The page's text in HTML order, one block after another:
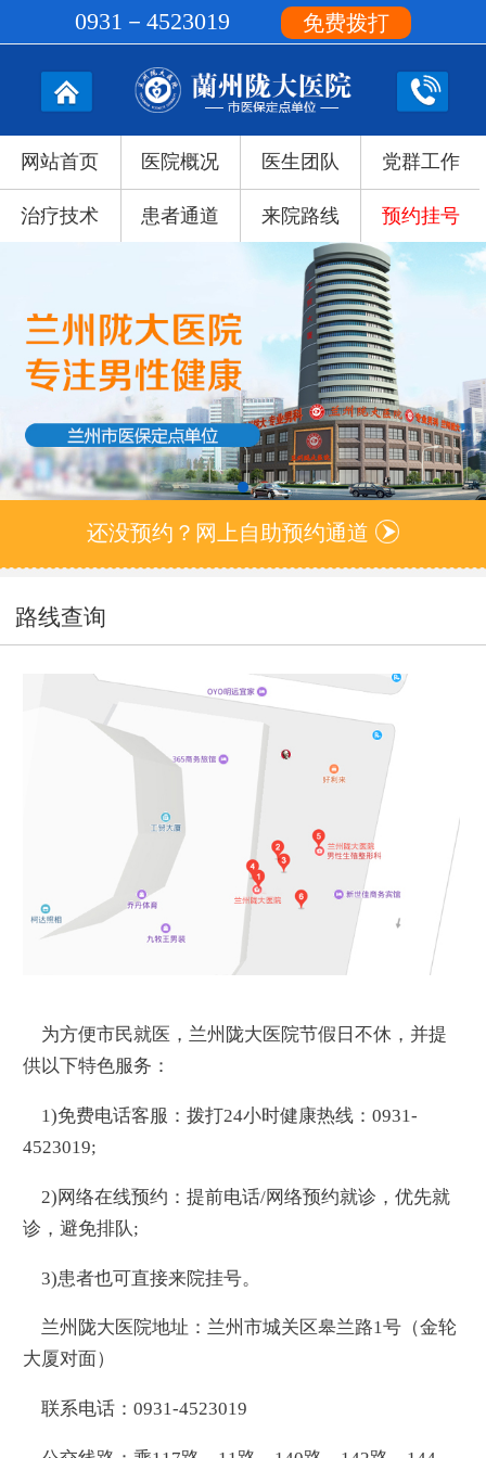
网站首页 医院概况 医生团队 党群工作
治疗技术 患者通道 来院路线 预约挂号
还没预约？网上自助预约通道
路线查询
为方便市民就医，兰州陇大医院节假日不休，并提
供以下特色服务：
1)免费电话客服：拨打24小时健康热线：0931-
4523019;
2)网络在线预约：提前电话/网络预约就诊，优先就
诊，避免排队;
3)患者也可直接来院挂号。
兰州陇大医院地址：兰州市城关区皋兰路1号（金轮
大厦对面）
联系电话：0931-4523019
0931－4523019 免费拨打